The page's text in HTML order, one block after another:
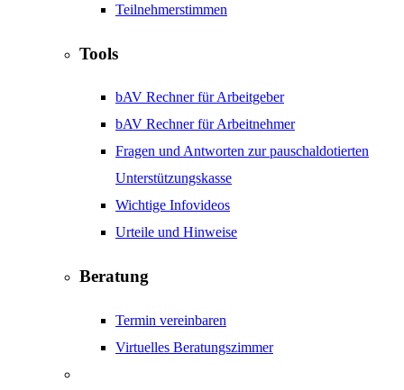
Teilnehmerstimmen
Tools
bAV Rechner für Arbeitgeber
bAV Rechner für Arbeitnehmer
Fragen und Antworten zur pauschaldotierten
Unterstützungskasse
Wichtige Infovideos
Urteile und Hinweise
Beratung
Termin vereinbaren
Virtuelles Beratungszimmer